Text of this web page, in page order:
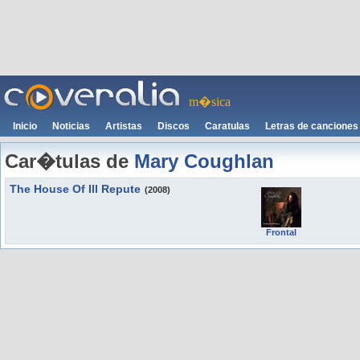
m�sica
Inicio Noticias Artistas Discos Caratulas Letras de canciones
Car�tulas de Mary Coughlan
The House Of Ill Repute (2008)
Frontal